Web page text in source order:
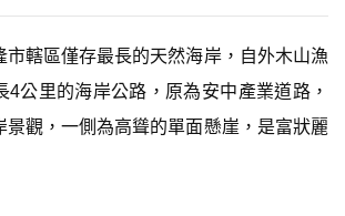
市轄區僅存最長的天然海岸，自外木山漁
4公里的海岸公路，原為安中產業道路，
景觀，一側為高聳的單面懸崖，是富狀麗